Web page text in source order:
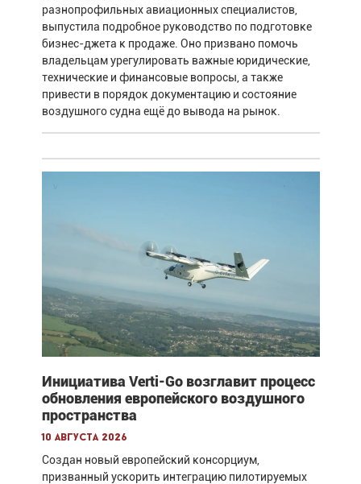
разнопрофильных авиационных специалистов,
выпустила подробное руководство по подготовке
бизнес-джета к продаже. Оно призвано помочь
владельцам урегулировать важные юридические,
технические и финансовые вопросы, а также
привести в порядок документацию и состояние
воздушного судна ещё до вывода на рынок.
Инициатива Verti-Go возглавит процесс
обновления европейского воздушного
пространства
10 августа 2026
Создан новый европейский консорциум,
призванный ускорить интеграцию пилотируемых